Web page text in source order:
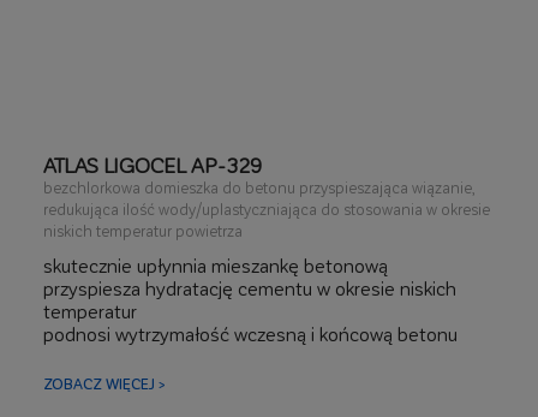
ATLAS LIGOCEL AP-329
bezchlorkowa domieszka do betonu przyspieszająca wiązanie,
redukująca ilość wody/uplastyczniająca do stosowania w okresie
niskich temperatur powietrza
skutecznie upłynnia mieszankę betonową
przyspiesza hydratację cementu w okresie niskich
temperatur
podnosi wytrzymałość wczesną i końcową betonu
zimowym
ZOBACZ WIĘCEJ >